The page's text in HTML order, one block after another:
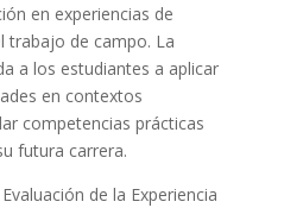
en experiencias de
trabajo de campo. La
a los estudiantes a aplicar
en contextos
competencias prácticas
futura carrera.
de la Experiencia